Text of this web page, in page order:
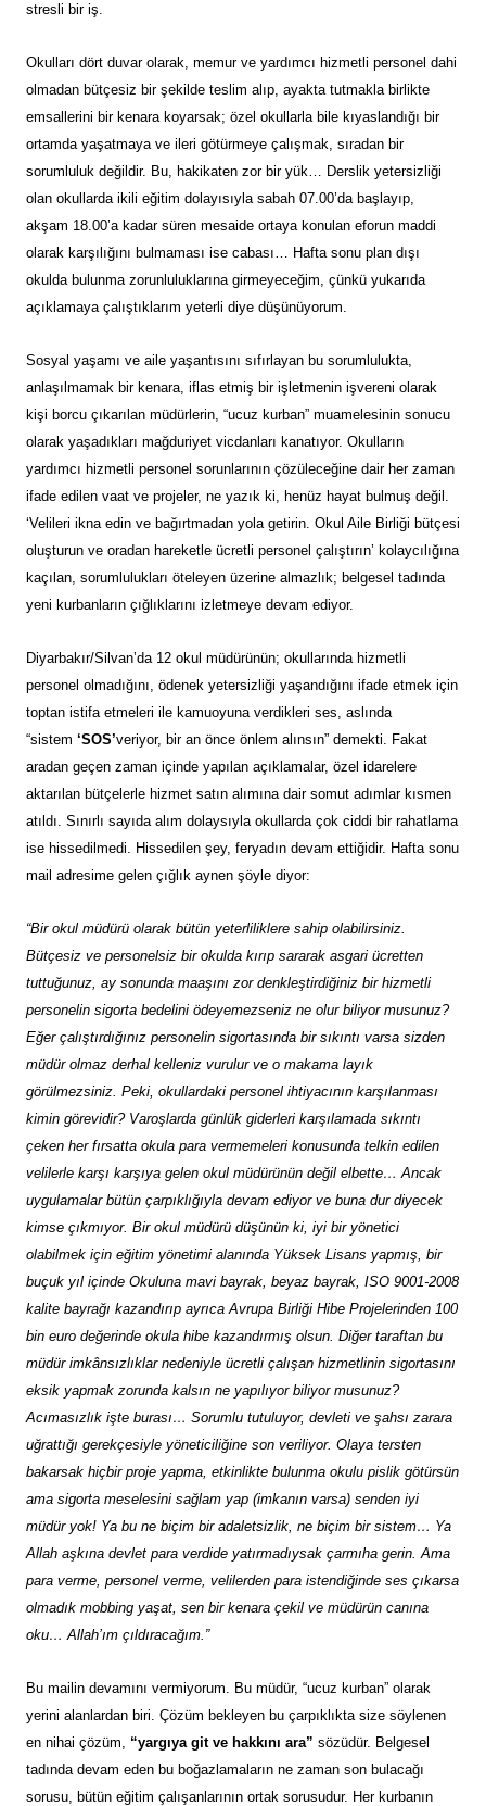
stresli bir iş.
Okulları dört duvar olarak, memur ve yardımcı hizmetli personel dahi
olmadan bütçesiz bir şekilde teslim alıp, ayakta tutmakla birlikte
emsallerini bir kenara koyarsak; özel okullarla bile kıyaslandığı bir
ortamda yaşatmaya ve ileri götürmeye çalışmak, sıradan bir
sorumluluk değildir. Bu, hakikaten zor bir yük… Derslik yetersizliği
olan okullarda ikili eğitim dolayısıyla sabah 07.00’da başlayıp,
akşam 18.00’a kadar süren mesaide ortaya konulan eforun maddi
olarak karşılığını bulmaması ise cabası… Hafta sonu plan dışı
okulda bulunma zorunluluklarına girmeyeceğim, çünkü yukarıda
açıklamaya çalıştıklarım yeterli diye düşünüyorum.
Sosyal yaşamı ve aile yaşantısını sıfırlayan bu sorumlulukta,
anlaşılmamak bir kenara, iflas etmiş bir işletmenin işvereni olarak
kişi borcu çıkarılan müdürlerin, “ucuz kurban” muamelesinin sonucu
olarak yaşadıkları mağduriyet vicdanları kanatıyor. Okulların
yardımcı hizmetli personel sorunlarının çözüleceğine dair her zaman
ifade edilen vaat ve projeler, ne yazık ki, henüz hayat bulmuş değil.
‘Velileri ikna edin ve bağırtmadan yola getirin. Okul Aile Birliği bütçesi
oluşturun ve oradan hareketle ücretli personel çalıştırın’ kolaycılığına
kaçılan, sorumlulukları öteleyen üzerine almazlık; belgesel tadında
yeni kurbanların çığlıklarını izletmeye devam ediyor.
Diyarbakır/Silvan’da 12 okul müdürünün; okullarında hizmetli
personel olmadığını, ödenek yetersizliği yaşandığını ifade etmek için
toptan istifa etmeleri ile kamuoyuna verdikleri ses, aslında
“sistem ‘SOS’veriyor, bir an önce önlem alınsın” demekti. Fakat
aradan geçen zaman içinde yapılan açıklamalar, özel idarelere
aktarılan bütçelerle hizmet satın alımına dair somut adımlar kısmen
atıldı. Sınırlı sayıda alım dolaysıyla okullarda çok ciddi bir rahatlama
ise hissedilmedi. Hissedilen şey, feryadın devam ettiğidir. Hafta sonu
mail adresime gelen çığlık aynen şöyle diyor:
“Bir okul müdürü olarak bütün yeterliliklere sahip olabilirsiniz.
Bütçesiz ve personelsiz bir okulda kırıp sararak asgari ücretten
tuttuğunuz, ay sonunda maaşını zor denkleştirdiğiniz bir hizmetli
personelin sigorta bedelini ödeyemezseniz ne olur biliyor musunuz?
Eğer çalıştırdığınız personelin sigortasında bir sıkıntı varsa sizden
müdür olmaz derhal kelleniz vurulur ve o makama layık
görülmezsiniz. Peki, okullardaki personel ihtiyacının karşılanması
kimin görevidir? Varoşlarda günlük giderleri karşılamada sıkıntı
çeken her fırsatta okula para vermemeleri konusunda telkin edilen
velilerle karşı karşıya gelen okul müdürünün değil elbette… Ancak
uygulamalar bütün çarpıklığıyla devam ediyor ve buna dur diyecek
kimse çıkmıyor. Bir okul müdürü düşünün ki, iyi bir yönetici
olabilmek için eğitim yönetimi alanında Yüksek Lisans yapmış, bir
buçuk yıl içinde Okuluna mavi bayrak, beyaz bayrak, ISO 9001-2008
kalite bayrağı kazandırıp ayrıca Avrupa Birliği Hibe Projelerinden 100
bin euro değerinde okula hibe kazandırmış olsun. Diğer taraftan bu
müdür imkânsızlıklar nedeniyle ücretli çalışan hizmetlinin sigortasını
eksik yapmak zorunda kalsın ne yapılıyor biliyor musunuz?
Acımasızlık işte burası… Sorumlu tutuluyor, devleti ve şahsı zarara
uğrattığı gerekçesiyle yöneticiliğine son veriliyor. Olaya tersten
bakarsak hiçbir proje yapma, etkinlikte bulunma okulu pislik götürsün
ama sigorta meselesini sağlam yap (imkanın varsa) senden iyi
müdür yok! Ya bu ne biçim bir adaletsizlik, ne biçim bir sistem… Ya
Allah aşkına devlet para verdide yatırmadıysak çarmıha gerin. Ama
para verme, personel verme, velilerden para istendiğinde ses çıkarsa
olmadık mobbing yaşat, sen bir kenara çekil ve müdürün canına
oku… Allah’ım çıldıracağım.”
Bu mailin devamını vermiyorum. Bu müdür, “ucuz kurban” olarak
yerini alanlardan biri. Çözüm bekleyen bu çarpıklıkta size söylenen
en nihai çözüm, “yargıya git ve hakkını ara” sözüdür. Belgesel
tadında devam eden bu boğazlamaların ne zaman son bulacağı
sorusu, bütün eğitim çalışanlarının ortak sorusudur. Her kurbanın